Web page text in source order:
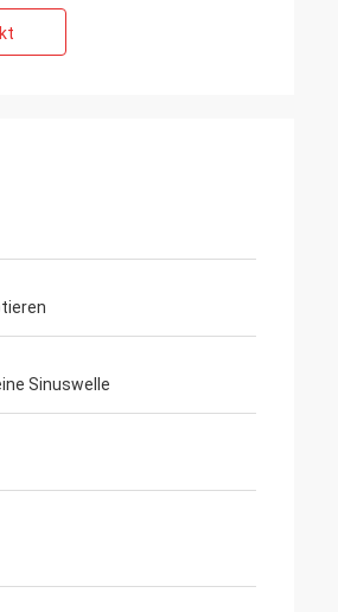
Wir sind das Risiko mit inverters-vfd.com
Sinuswelle